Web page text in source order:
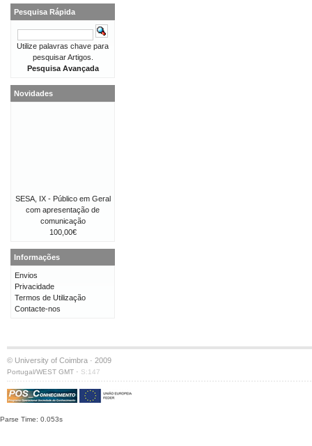
Pesquisa Rápida
Utilize palavras chave para
pesquisar Artigos.
Pesquisa Avançada
Novidades
SESA, IX - Público em Geral
com apresentação de
comunicação
100,00€
Informações
Envios
Privacidade
Termos de Utilização
Contacte-nos
© University of Coimbra · 2009
Portugal/WEST GMT · S:147
Parse Time: 0.053s